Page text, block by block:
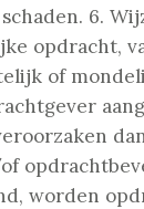
6.
opdracht,
of
worden